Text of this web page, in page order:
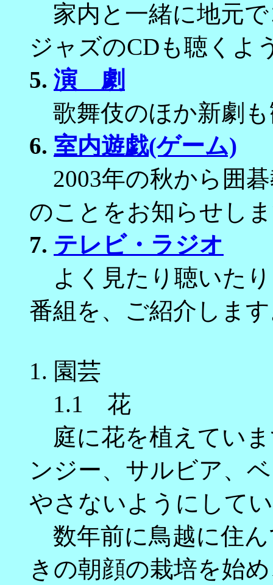
家内と一緒に地元
ジャズのCDも聴くよ
5. 演 劇
歌舞伎のほか新劇
6. 室内遊戯(ゲーム)
2003年の秋から囲
のことをお知らせし
7. テレビ・ラジオ
よく見たり聴いた
番組を、ご紹介しま
1. 園芸
1.1 花
庭に花を植えてい
ンジー、サルビア、
やさないようにして
数年前に鳥越に住
きの朝顔の栽培を始